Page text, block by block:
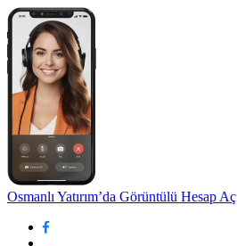
Osmanlı Yatırım’da Görüntülü Hesap Aç